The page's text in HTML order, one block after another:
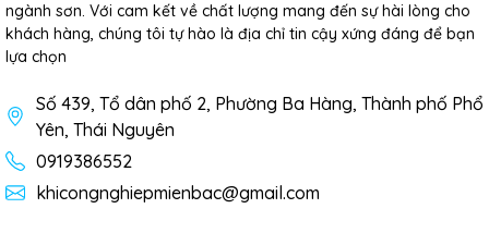
ngành sơn. Với cam kết về chất lượng mang đến sự hài lòng cho
khách hàng, chúng tôi tự hào là địa chỉ tin cậy xứng đáng để bạn
lựa chọn
Số 439, Tổ dân phố 2, Phường Ba Hàng, Thành phố Phổ
Yên, Thái Nguyên
0919386552
khicongnghiepmienbac@gmail.com